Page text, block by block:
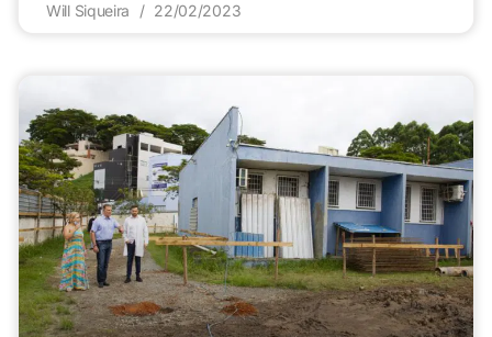
Will Siqueira 22/02/2023